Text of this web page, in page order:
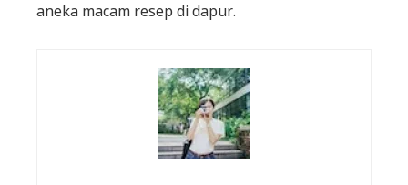
aneka macam resep di dapur.